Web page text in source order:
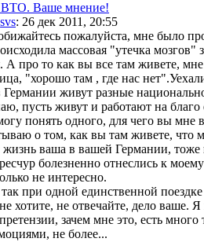
ВТО. Ваше мнение!
svs: 26 дек 2011, 20:55
пожалуйста, мне было
массовая "утечка мозгов"
А про то как вы все там живете,
"хорошо там , где нас
живут разные
пусть живут и работают на благо
понять одного, для чего вы мне
о том, как вы там живете, что
жизнь ваша в вашей Германии, тоже
болезненно отнеслись к
не интересно.
при одной единственной
хотите, не отвечайте, дело ваше.
зачем мне это, есть
не более...